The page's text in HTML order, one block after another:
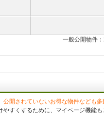
一般公開物件
公開されていないお得な物件なども多
すくするために、マイページ機能